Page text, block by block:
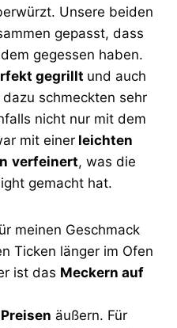
Unsere beiden
gepasst, dass
gegessen haben.
gegrillt und auch
schmeckten sehr
nicht nur mit dem
mit einer leichten
verfeinert, was die
gemacht hat.
meinen Geschmack
Ticken länger im Ofen
ist das Meckern auf
Preisen äußern. Für